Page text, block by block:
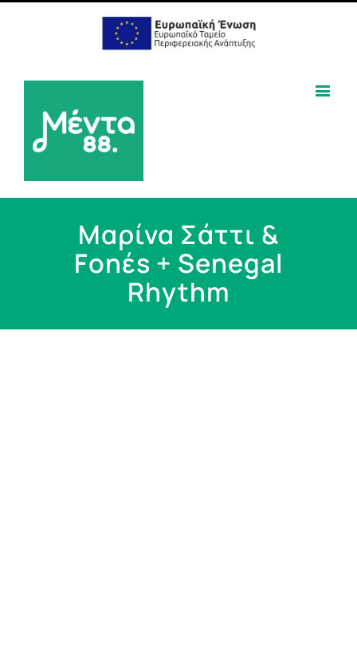
Μαρίνα Σάττι &
Fonέs + Senegal
Rhythm